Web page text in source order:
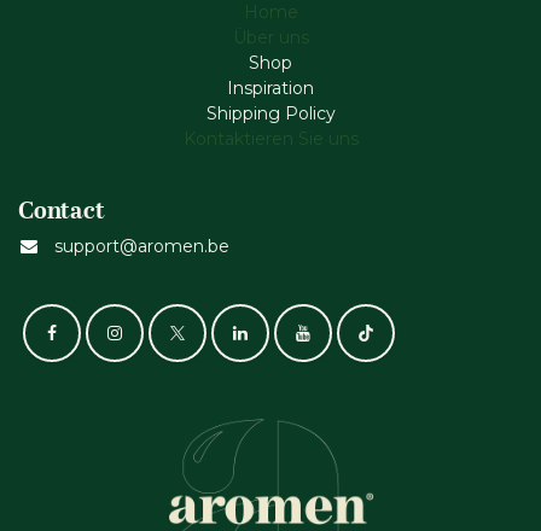
Home
Über uns
Shop
Inspiration
Shipping Policy
Kontaktieren Sie uns
Contact
support@aromen.be